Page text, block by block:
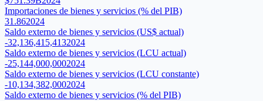
Importaciones de bienes y servicios (% del PIB)
31.862024
Saldo externo de bienes y servicios (US$ actual)
-32,136,415,4132024
Saldo externo de bienes y servicios (LCU actual)
-25,144,000,0002024
Saldo externo de bienes y servicios (LCU constante)
-10,134,382,0002024
Saldo externo de bienes y servicios (% del PIB)